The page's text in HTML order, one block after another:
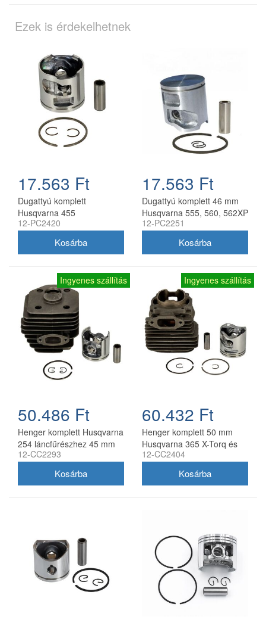
Ezek is érdekelhetnek
17.563 Ft
Dugattyú komplett
Husqvarna 455
láncfűrészhez 47 mm
12-PC2420
17.563 Ft
Dugattyú komplett 46 mm
Husqvarna 555, 560, 562XP
utángyártott
12-PC2251
Ingyenes szállítás
50.486 Ft
Henger komplett Husqvarna
254 láncfűrészhez 45 mm
utángyártott
12-CC2293
Ingyenes szállítás
60.432 Ft
Henger komplett 50 mm
Husqvarna 365 X-Torq és
Jonsered CS2166
12-CC2404